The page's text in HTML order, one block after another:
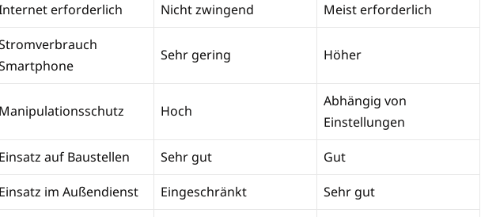
erforderlich
Nicht zwingend
Meist erforderlich
Sehr gering Höher
Hoch
Abhängig von
Einstellungen
auf Baustellen
Sehr gut
Gut
im Außendienst
Eingeschränkt
Sehr gut